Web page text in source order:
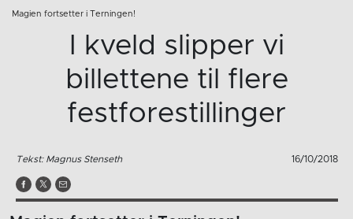
Magien fortsetter i Terningen!
I kveld slipper vi
billettene til flere
festforestillinger
Tekst: Magnus Stenseth 16/10/2018